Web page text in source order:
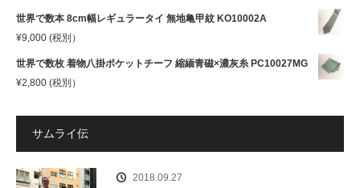
世界で数本 8cm幅レギュラータイ 無地亀甲紋 KO10002A
¥9,000 (税別）
世界で数枚 着物八掛ポケットチーフ 縮緬青磁×濃灰糸 PC10027MG
¥2,800 (税別）
サムライ伝
2018.09.27